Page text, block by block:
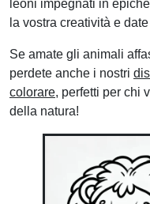
leoni impegnati in
la vostra creatività e
Se amate gli animali
perdete anche i nostri
colorare, perfetti per chi
della natura!